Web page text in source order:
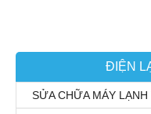
ĐIỆN
SỬA CHỮA MÁY LẠNH